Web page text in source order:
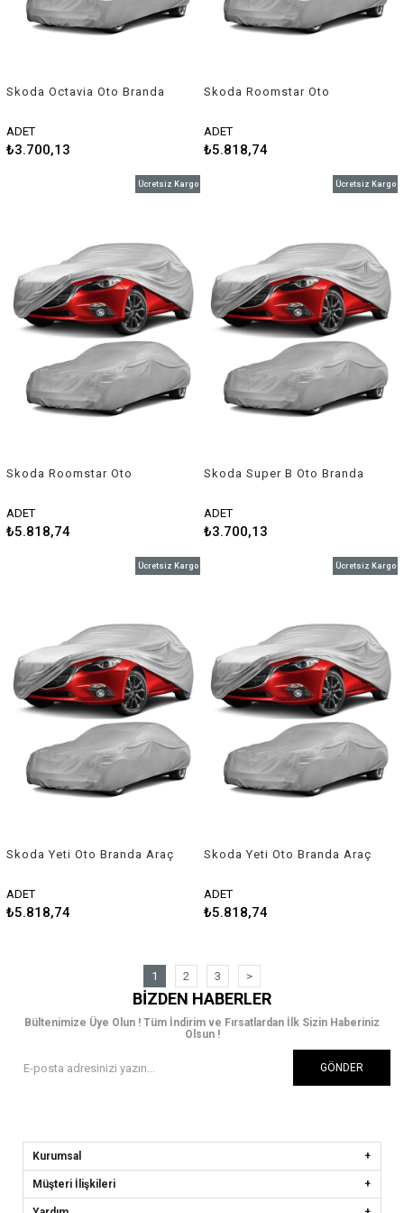
Skoda Octavia Oto Branda
ADET
₺3.700,13
Skoda Roomstar Oto
ADET
₺5.818,74
Skoda Roomstar Oto
ADET
₺5.818,74
Ücretsiz Kargo
Skoda Super B Oto Branda
ADET
₺3.700,13
Ücretsiz Kargo
Skoda Yeti Oto Branda Araç
ADET
₺5.818,74
Ücretsiz Kargo
Skoda Yeti Oto Branda Araç
ADET
₺5.818,74
Ücretsiz Kargo
1 2 3 >
BIZDEN HABERLER
Bültenimize Üye Olun ! Tüm İndirim ve Fırsatlardan İlk Sizin Haberiniz
Olsun !
GÖNDER
Kurumsal
Müşteri İlişkileri